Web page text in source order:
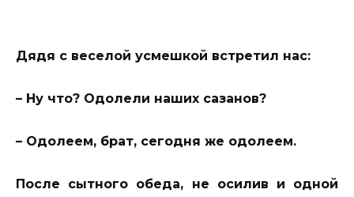
Дядя с веселой усмешкой встретил нас:
– Ну что? Одолели наших сазанов?
– Одолеем, брат, сегодня же одолеем.
После сытного обеда, не осилив и одной